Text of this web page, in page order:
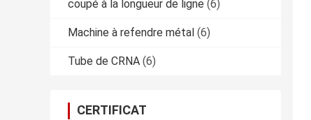
coupé à la longueur de ligne (6)
Machine à refendre métal (6)
Tube de CRNA (6)
CERTIFICAT